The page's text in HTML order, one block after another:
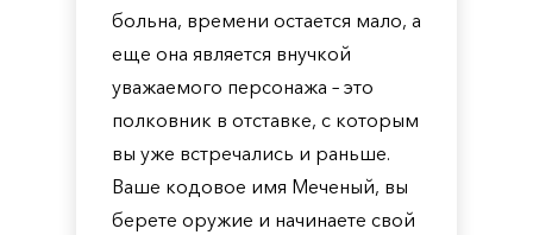
больна, времени остается мало, а
еще она является внучкой
уважаемого персонажа – это
полковник в отставке, с которым
вы уже встречались и раньше.
Ваше кодовое имя Меченый, вы
берете оружие и начинаете свой